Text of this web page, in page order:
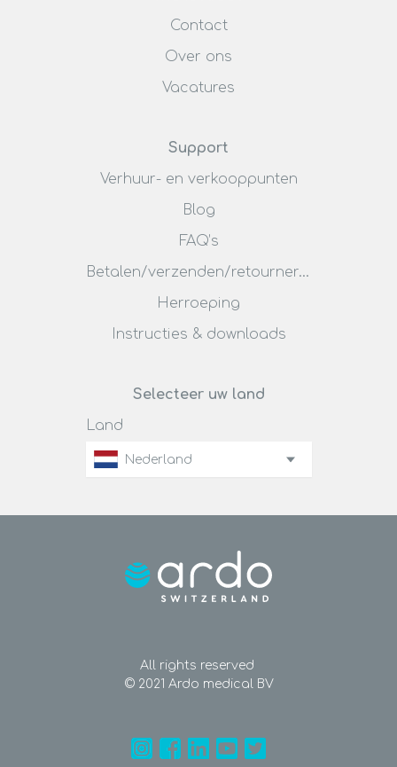
Contact
Over ons
Vacatures
Support
Verhuur- en verkooppunten
Blog
FAQ’s
Betalen/verzenden/retourneren
Herroeping
Instructies & downloads
Selecteer uw land
Land
Nederland
All rights reserved
© 2021 Ardo medical BV